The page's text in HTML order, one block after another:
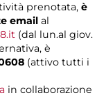
prenotata, è
email al
(dal lun.al giov.
è
(attivo tutti i
in collaborazione